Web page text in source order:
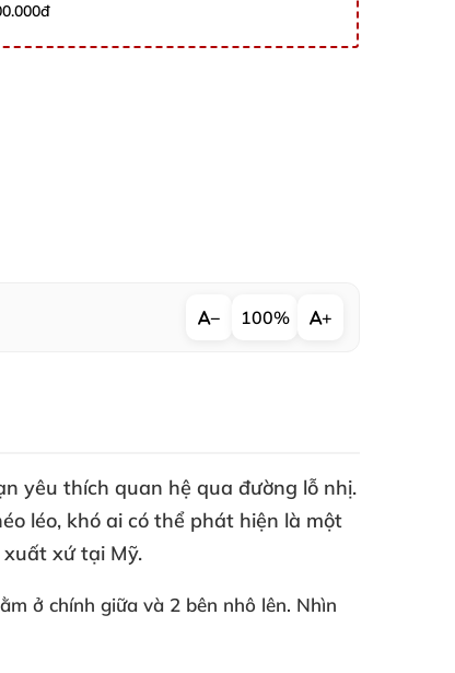
− 100% +
yêu thích quan hệ qua đường lỗ nhị.
léo, khó ai có thể phát hiện là một
xứ tại Mỹ.
ở chính giữa và 2 bên nhô lên. Nhìn